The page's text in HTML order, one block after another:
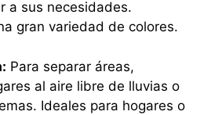
a sus necesidades.
gran variedad de colores.
Para separar áreas,
al aire libre de lluvias o
Ideales para hogares o